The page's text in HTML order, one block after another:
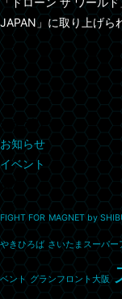
JAPAN」に取り上げ
カテゴリー
お知らせ
イベント
タグ
FIGHT FOR MAGNET by
やきひろば さいたまスーパー
ベント グランフロント大阪